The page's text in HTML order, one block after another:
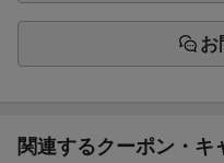
お
関連するクーポン・キ